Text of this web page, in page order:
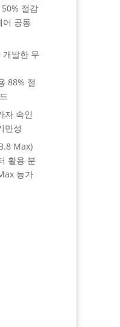
절감
어 공동
개발한 무
88% 절
자 속인
만성
Max)
활용 분
능가